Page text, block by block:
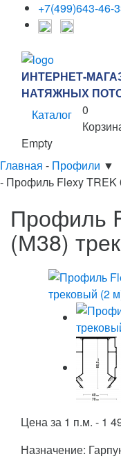
+7(499)643-46-
ИНТЕРНЕТ-
НАТЯЖНЫХ
Каталог
0
Empty
Главная - Профили ▼
- Профиль Flexy TREK
Профиль
(М38)
Цена за 1 п.м. - 1
Назначение: